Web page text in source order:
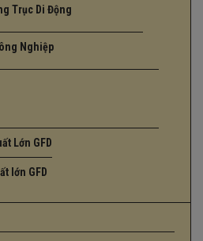
Trục Di Động
Nghiệp
Lớn GFD
lớn GFD